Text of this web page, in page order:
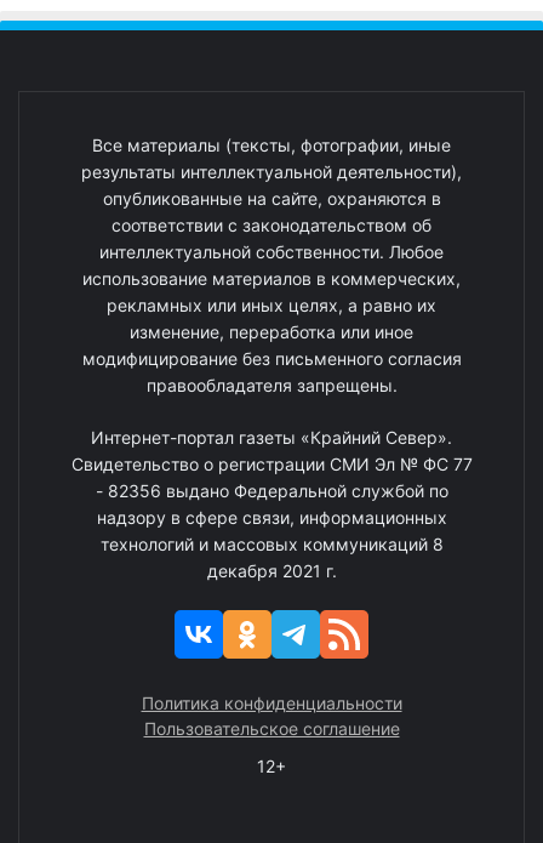
Все материалы (тексты, фотографии, иные
результаты интеллектуальной деятельности),
опубликованные на сайте, охраняются в
соответствии с законодательством об
интеллектуальной собственности. Любое
использование материалов в коммерческих,
рекламных или иных целях, а равно их
изменение, переработка или иное
модифицирование без письменного согласия
правообладателя запрещены.
Интернет-портал газеты «Крайний Север».
Свидетельство о регистрации СМИ Эл № ФС 77
- 82356 выдано Федеральной службой по
надзору в сфере связи, информационных
технологий и массовых коммуникаций 8
декабря 2021 г.
Политика конфиденциальности
Пользовательское соглашение
12+